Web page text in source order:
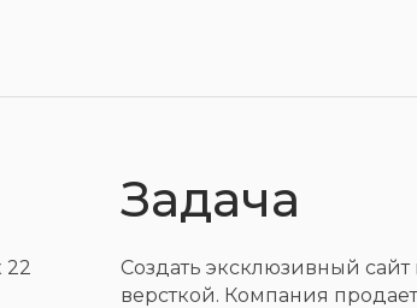
22
Задача
Создать эксклюзивный сайт
версткой. Компания